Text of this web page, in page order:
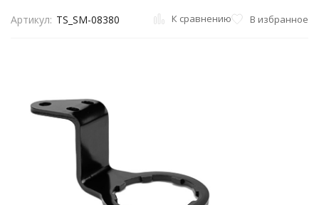
Артикул: TS_SM-08380 К сравнению В избранное